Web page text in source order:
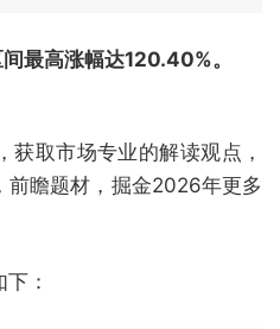
最高涨幅达120.40%。
获取市场专业的解读观点，
前瞻题材，掘金2026年更多
：